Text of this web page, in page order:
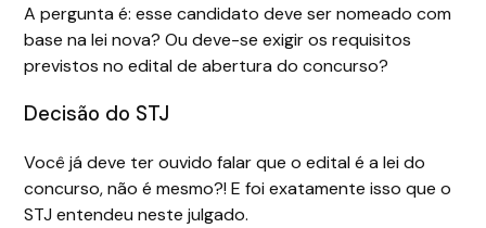
A pergunta é: esse candidato deve ser nomeado com
base na lei nova? Ou deve-se exigir os requisitos
previstos no edital de abertura do concurso?
Decisão do STJ
Você já deve ter ouvido falar que o edital é a lei do
concurso, não é mesmo?! E foi exatamente isso que o
STJ entendeu neste julgado.